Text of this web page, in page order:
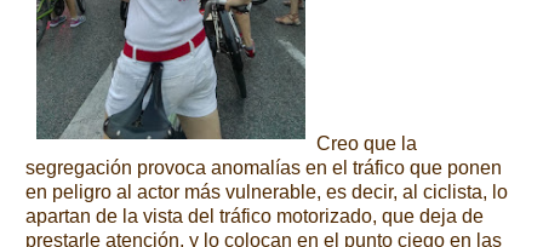
Creo que la
segregación provoca anomalías en el tráfico que ponen
en peligro al actor más vulnerable, es decir, al ciclista, lo
apartan de la vista del tráfico motorizado, que deja de
prestarle atención, y lo colocan en el punto ciego en las